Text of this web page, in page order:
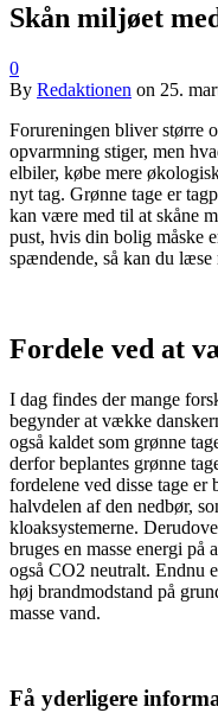
Skån miljøet
0
By Redaktionen on 25.
Forureningen bliver større
opvarmning stiger, men
elbiler, købe mere
nyt tag. Grønne tage er
kan være med til at skåne
pust, hvis din bolig måske
spændende, så kan du læse
Fordele ved at
I dag findes der mange
begynder at vække
også kaldet som grønne
derfor beplantes grønne
fordelene ved disse tage er
halvdelen af den nedbør,
kloaksystemerne.
bruges en masse energi på
også CO2 neutralt. Endnu
høj brandmodstand på
masse vand.
Få yderligere